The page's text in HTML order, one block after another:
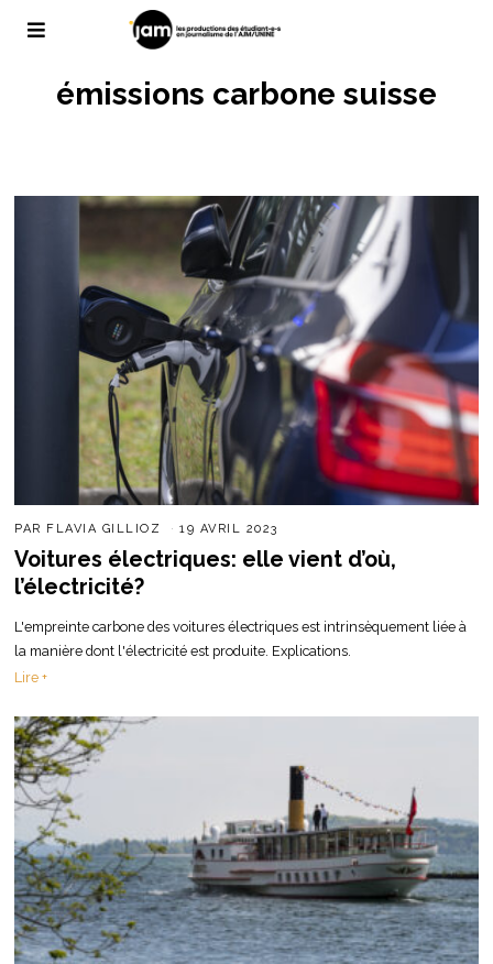
émissions carbone suisse
PAR FLAVIA GILLIOZ 19 AVRIL 2023
Voitures électriques: elle vient d’où,
l’électricité?
L'empreinte carbone des voitures électriques est intrinsèquement liée à
la manière dont l'électricité est produite. Explications.
Lire +